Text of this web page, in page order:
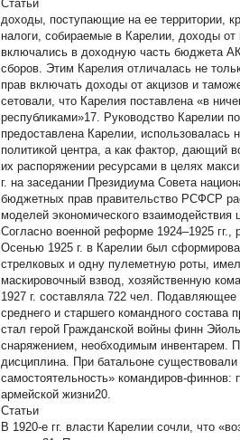
Статьи
доходы, поступающие на ее территории,
налоги, собираемые в Карелии, доходы
включались в доходную часть бюджета
сборов. Этим Карелия отличалась не
прав включать доходы от акцизов и
сетовали, что Карелия поставлена «в
республиками»17. Руководство Карелии
предоставлена Карелии, использовалась
политикой центра, а как фактор, дающий
их распоряжении ресурсами в целях
г. на заседании Президиума Совета
бюджетных прав правительство РСФСР
моделей экономического взаимодействия
Согласно военной реформе 1924–1925
Осенью 1925 г. в Карелии был
стрелковых и одну пулеметную роты,
маскировочный взвод, хозяйственную
1927 г. составляла 722 чел.
среднего и старшего командного
стал герой Гражданской войны финн
снаряжением, необходимым инвентарем.
дисциплина. При батальоне
самостоятельность» командиров-финнов:
армейской жизни20.
Статьи
В 1920-е гг. власти Карелии сочли, что